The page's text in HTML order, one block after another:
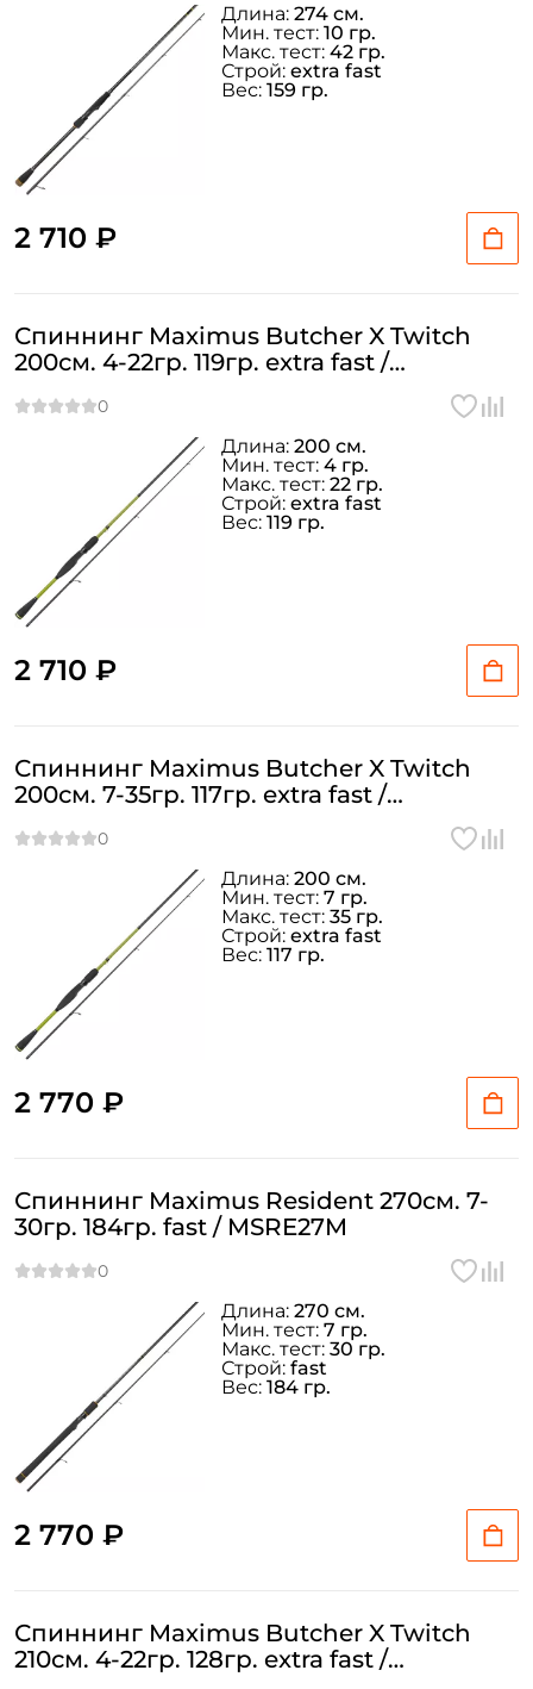
2 710 ₽
Длина: 274 см.
Мин. тест: 10 гр.
Макс. тест: 42 гр.
Строй: extra fast
Вес: 159 гр.
Спиннинг Maximus Butcher X Twitch
200см. 4-22гр. 119гр. extra fast /
2 710 ₽
Длина: 200 см.
Мин. тест: 4 гр.
Макс. тест: 22 гр.
Строй: extra fast
Вес: 119 гр.
Спиннинг Maximus Butcher X Twitch
200см. 7-35гр. 117гр. extra fast /
2 770 ₽
Длина: 200 см.
Мин. тест: 7 гр.
Макс. тест: 35 гр.
Строй: extra fast
Вес: 117 гр.
Спиннинг Maximus Resident 270см. 7-
30гр. 184гр. fast / MSRE27M
2 770 ₽
Длина: 270 см.
Мин. тест: 7 гр.
Макс. тест: 30 гр.
Строй: fast
Вес: 184 гр.
Спиннинг Maximus Butcher X Twitch
210см. 4-22гр. 128гр. extra fast /